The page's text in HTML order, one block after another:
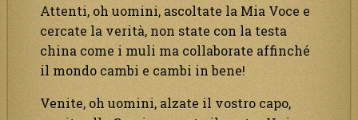
Attenti, oh uomini, ascoltate la Mia Voce e
cercate la verità, non state con la testa
china come i muli ma collaborate affinché
il mondo cambi e cambi in bene!
Venite, oh uomini, alzate il vostro capo,